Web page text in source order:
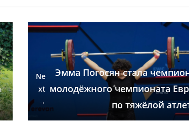
Ne
xt
→
Эмма Погосян стала
молодёжного чемпионата
по тяжёлой